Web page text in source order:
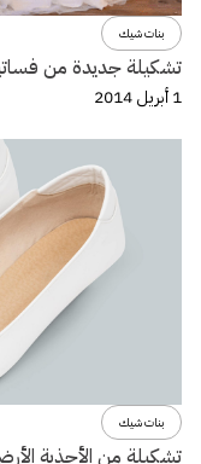
بنات شيك
تشكيلة جديدة من
1 أبريل 2014
بنات شيك
تشكيلة من الأحذية